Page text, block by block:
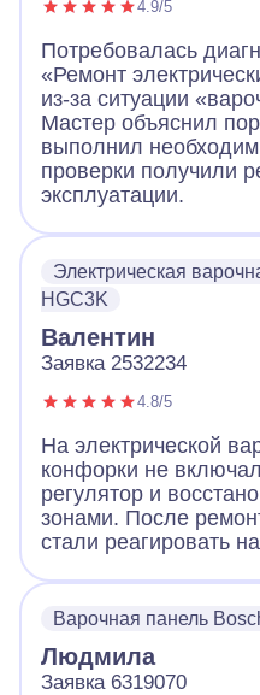
4.9/5
Потребовалась
«Ремонт
из-за ситуации
Мастер объяснил
выполнил
проверки получили
эксплуатации.
Электрическая
HGC3K
Валентин
Заявка 2532234
4.8/5
На электрической
конфорки не
регулятор и
зонами. После
стали реагировать
Варочная панель
Людмила
Заявка 6319070